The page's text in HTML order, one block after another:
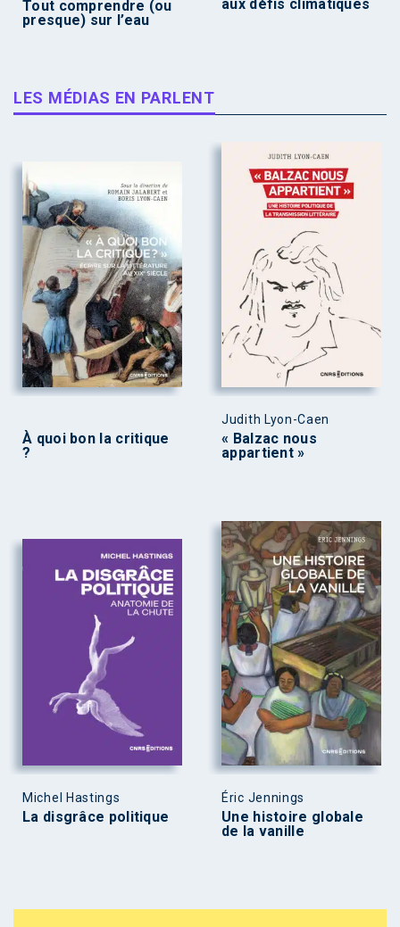
Tout comprendre (ou
presque) sur l’eau
aux défis climatiques
LES MÉDIAS EN PARLENT
À quoi bon la critique
?
Judith Lyon-Caen
« Balzac nous
appartient »
Michel Hastings
La disgrâce politique
Éric Jennings
Une histoire globale
de la vanille